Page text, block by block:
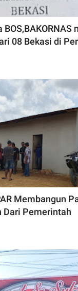
BOS,BAKORNAS
08 Bekasi di
Membangun
Pemerintah